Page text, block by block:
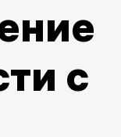
с